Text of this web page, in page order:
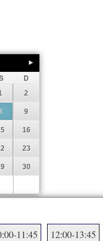
D
2
9
16
23
30
11:45 12:00-13:45